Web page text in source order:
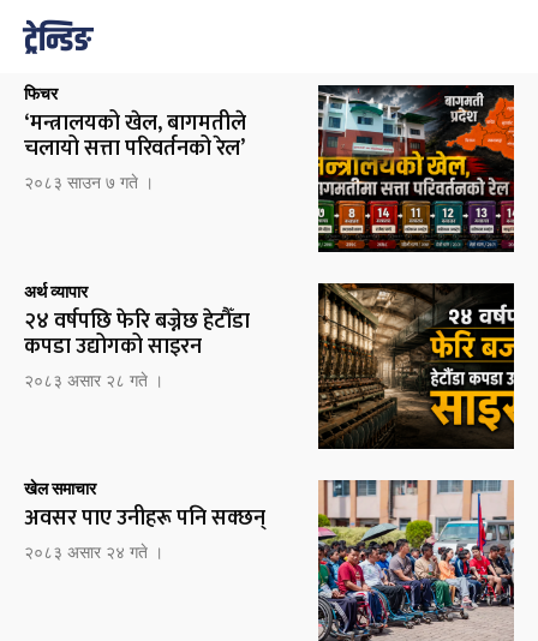
ट्रेन्डिङ
फिचर
‘मन्त्रालयको खेल, बागमतीले
चलायो सत्ता परिवर्तनको रेल’
२०८३ साउन ७ गते ।
अर्थ व्यापार
२४ वर्षपछि फेरि बज्नेछ हेटौँडा
कपडा उद्योगको साइरन
२०८३ असार २८ गते ।
खेल समाचार
अवसर पाए उनीहरू पनि सक्छन्
२०८३ असार २४ गते ।